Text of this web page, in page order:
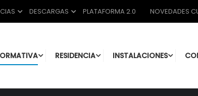
DESCARGAS PLATAFORMA 2.0 NOVEDADES
RESIDENCIA INSTALACIONES